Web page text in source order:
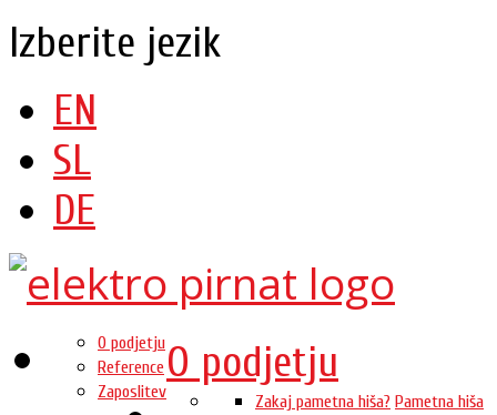
Izberite jezik
EN
SL
DE
O podjetju
O podjetju
Reference
Zaposlitev
Pametna hiša
Zakaj pametna hiša?